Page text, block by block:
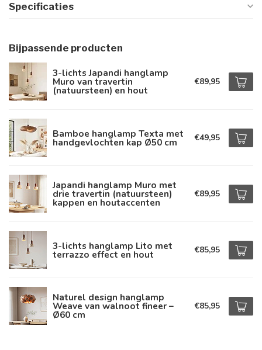
Specificaties
Bijpassende producten
3-lichts Japandi hanglamp
Muro van travertin
(natuursteen) en hout
€89,95
Bamboe hanglamp Texta met
handgevlochten kap Ø50 cm €49,95
Japandi hanglamp Muro met
drie travertin (natuursteen)
kappen en houtaccenten
€89,95
3-lichts hanglamp Lito met
terrazzo effect en hout €85,95
Naturel design hanglamp
Weave van walnoot fineer –
Ø60 cm
€85,95